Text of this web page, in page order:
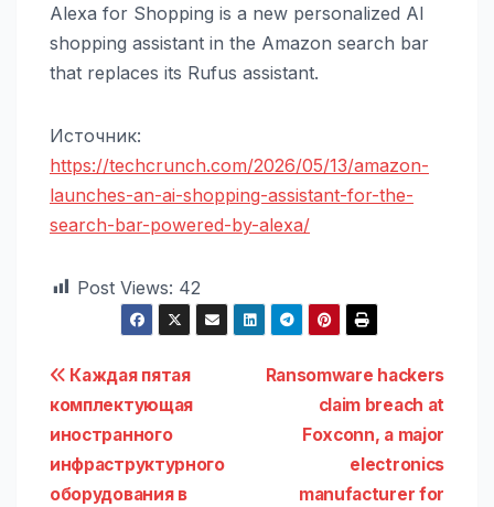
Alexa for Shopping is a new personalized AI
shopping assistant in the Amazon search bar
that replaces its Rufus assistant.
Источник:
https://techcrunch.com/2026/05/13/amazon-
launches-an-ai-shopping-assistant-for-the-
search-bar-powered-by-alexa/
Post Views: 42
Навигация
по
записям
Ransomware hackers
claim breach at
Foxconn, a major
electronics
manufacturer for
Каждая пятая
комплектующая
иностранного
инфраструктурного
оборудования в